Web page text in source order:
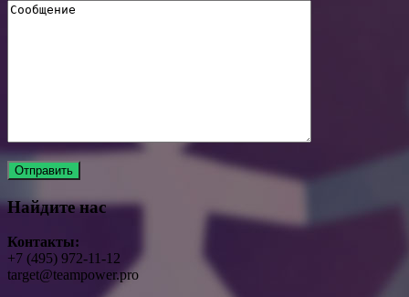
Найдите нас
Контакты:
+7 (495) 972-11-12
target@teampower.pro